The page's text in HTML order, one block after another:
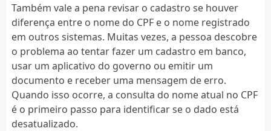
Também vale a pena revisar o cadastro se houver
diferença entre o nome do CPF e o nome registrado
em outros sistemas. Muitas vezes, a pessoa descobre
o problema ao tentar fazer um cadastro em banco,
usar um aplicativo do governo ou emitir um
documento e receber uma mensagem de erro.
Quando isso ocorre, a consulta do nome atual no CPF
é o primeiro passo para identificar se o dado está
desatualizado.